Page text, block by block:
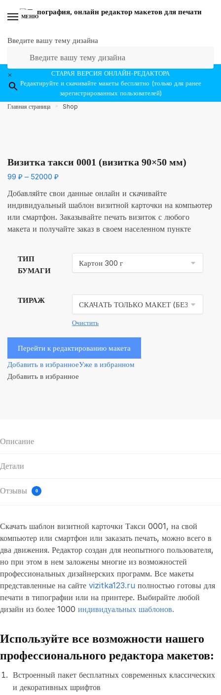
МЕНЮ
Введите вашу тему дизайна
×
СТАРАЯ ВЕРСИЯ ОНЛАЙН-РЕДАКТОРА
Редактируйте и скачивайте макеты бесплатно (только для ранее
зарегистрированных пользователей)
Главная страница » Shop
Визитка такси 0001 (визитка 90×50 мм)
99 ₽ – 52000 ₽
Добавляйте свои данные онлайн и скачивайте
индивидуальный шаблон визитной карточки на компьютер
или смартфон. Заказывайте печать визиток с любого
макета и получайте заказ в своем населенном пункте
ТИП
БУМАГИ
ТИРАЖ
Очистить
Перейти к редактированию макета
Добавить в избранноеУже в избранном
Добавить в избранное
Описание
Детали
Отзывы 0
Скачать шаблон визитной карточки Такси 0001, на свой
компьютер или смартфон или заказать печать, можно всего в
два движения. Редактор создан для неопытного пользователя,
но при этом в нем заложены многие из возможностей
профессиональных дизайнерских программ. Все макеты
представленные на сайте vizitka123.ru полностью готовы для
печати в типографии или на принтере. Выбирайте любой
дизайн из более 1000 индивидуальных шаблонов.
Используйте все возможности нашего
профессионального редактора макетов:
Встроенный пакет бесплатных современных классических
и декоративных шрифтов